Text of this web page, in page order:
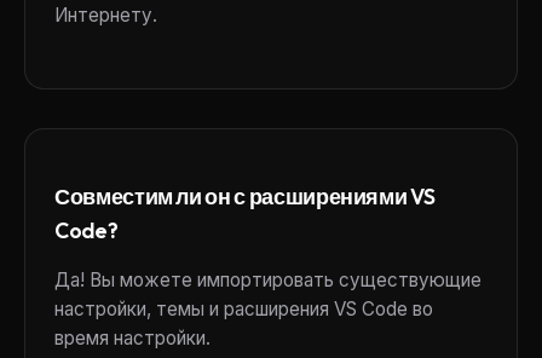
Интернету.
Совместим ли он с расширениями VS
Code?
Да! Вы можете импортировать существующие
настройки, темы и расширения VS Code во
время настройки.